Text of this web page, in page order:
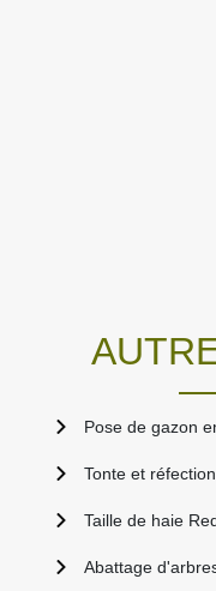
Pose de gazon
Tonte et
Taille de haie
Abattage